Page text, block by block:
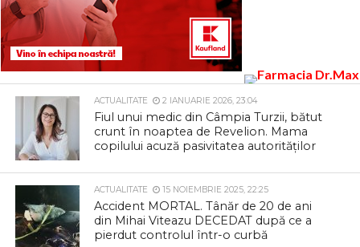
ACTUALITATE 2 IANUARIE 2026, 23:04
Fiul unui medic din Câmpia Turzii, bătut
crunt în noaptea de Revelion. Mama
copilului acuză pasivitatea autorităților
ACTUALITATE 15 NOIEMBRIE 2025, 22:25
Accident MORTAL. Tânăr de 20 de ani
din Mihai Viteazu DECEDAT după ce a
pierdut controlul într-o curbă